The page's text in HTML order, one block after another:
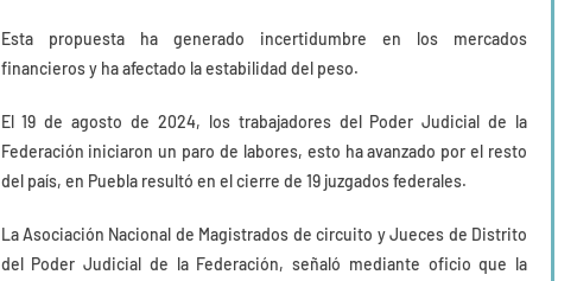
Esta propuesta ha generado incertidumbre en los mercados
financieros y ha afectado la estabilidad del peso.
El 19 de agosto de 2024, los trabajadores del Poder Judicial de la
Federación iniciaron un paro de labores, esto ha avanzado por el resto
del país, en Puebla resultó en el cierre de 19 juzgados federales.
La Asociación Nacional de Magistrados de circuito y Jueces de Distrito
del Poder Judicial de la Federación, señaló mediante oficio que la